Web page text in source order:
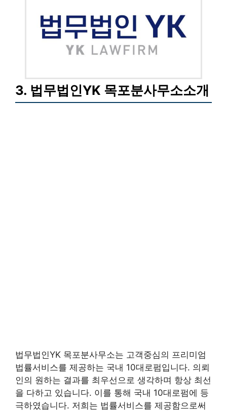
3. 법무법인YK 목포분사무소소개
법무법인YK 목포분사무소는 고객중심의 프리미엄
법률서비스를 제공하는 국내 10대로펌입니다. 의뢰
인의 원하는 결과를 최우선으로 생각하며 항상 최선
을 다하고 있습니다. 이를 통해 국내 10대로펌에 등
극하였습니다. 저희는 법률서비스를 제공함으로써